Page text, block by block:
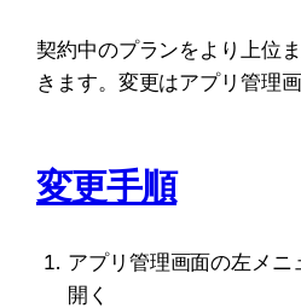
契約中のプランをより上位
きます。変更はアプリ管理
変更手順
アプリ管理画面の左メ
開く